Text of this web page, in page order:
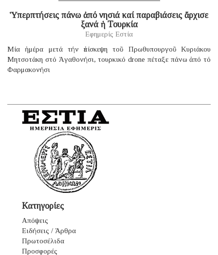
Ὑπερπτήσεις πάνω ἀπό νησιά καί παραβιάσεις ἄρχισε
ξανά ἡ Τουρκία
Εφημερίς Εστία
Μία ἡμέρα μετά τήν ἐπίσκεψη τοῦ Πρωθυπουργοῦ Κυριάκου
Μητσοτάκη στό Ἀγαθονήσι, τουρκικό drone πέταξε πάνω ἀπό τό
Φαρμακονήσι
Κατηγορίες
Απόψεις
Ειδήσεις / Άρθρα
Πρωτοσέλιδα
Προσφορές